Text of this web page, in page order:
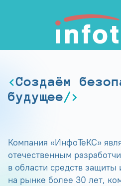
Создаём
будущее
Компания «ИнфоТеКС»
отечественным
в области средств
на рынке более 30 лет,